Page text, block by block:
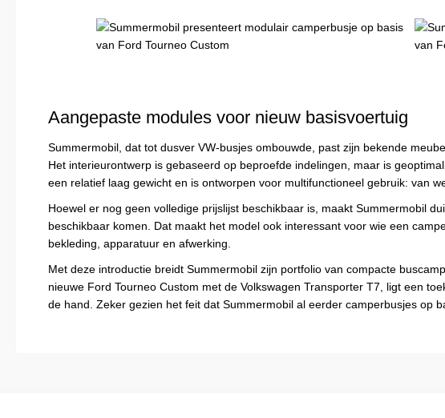
Aangepaste modules voor nieuw basisvoertuig
Summermobil, dat tot dusver VW-busjes ombouwde, past zijn bekende
Het interieurontwerp is gebaseerd op beproefde indelingen, maar is
een relatief laag gewicht en is ontworpen voor multifunctioneel gebruik: van
Hoewel er nog geen volledige prijslijst beschikbaar is, maakt Summermobil
beschikbaar komen. Dat maakt het model ook interessant voor wie een
bekleding, apparatuur en afwerking.
Met deze introductie breidt Summermobil zijn portfolio van compacte
nieuwe Ford Tourneo Custom met de Volkswagen Transporter T7, ligt een
de hand. Zeker gezien het feit dat Summermobil al eerder camperbusjes op